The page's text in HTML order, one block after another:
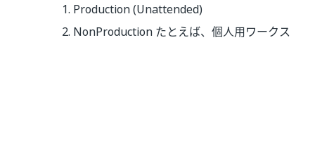
Production (Unattended)
NonProduction たとえば、個人用ワークス